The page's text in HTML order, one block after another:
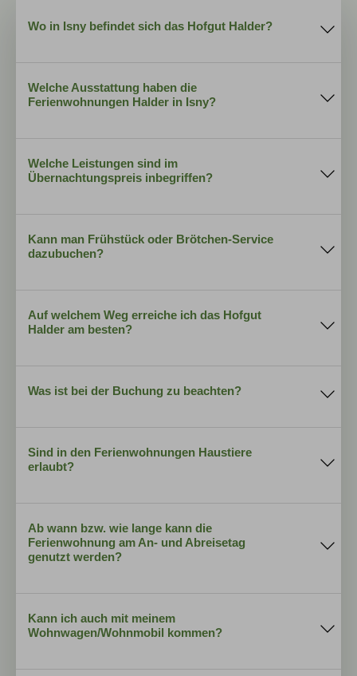
Wo in Isny befindet sich das Hofgut Halder?
Welche Ausstattung haben die
Ferienwohnungen Halder in Isny?
Küche
Wasserkocher
Toaster
Spülmaschinen-Salz
Küchenrolle
Dusche und WC
Zahnputzbecher
Fön
Mülleimer
kostenloser
Parkplatz
Welche Leistungen sind im
Übernachtungspreis inbegriffen?
Kann man Frühstück oder Brötchen-Service
dazubuchen?
Auf welchem Weg erreiche ich das Hofgut
Halder am besten?
Flughäfen
Was ist bei der Buchung zu beachten?
Mindestaufenthaltsdauer
Sind in den Ferienwohnungen Haustiere
erlaubt?
Ab wann bzw. wie lange kann die
Ferienwohnung am An- und Abreisetag
genutzt werden?
Kann ich auch mit meinem
Wohnwagen/Wohnmobil kommen?